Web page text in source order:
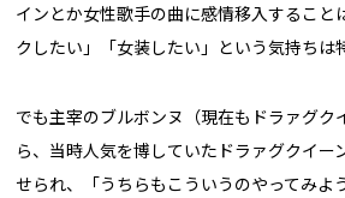
インとか女性歌手の曲に感情移入すること
クしたい」「女装したい」という気持ちは
でも主宰のブルボンヌ（現在もドラァグク
ら、当時人気を博していたドラァグクイー
せられ、「うちらもこういうのやってみよ